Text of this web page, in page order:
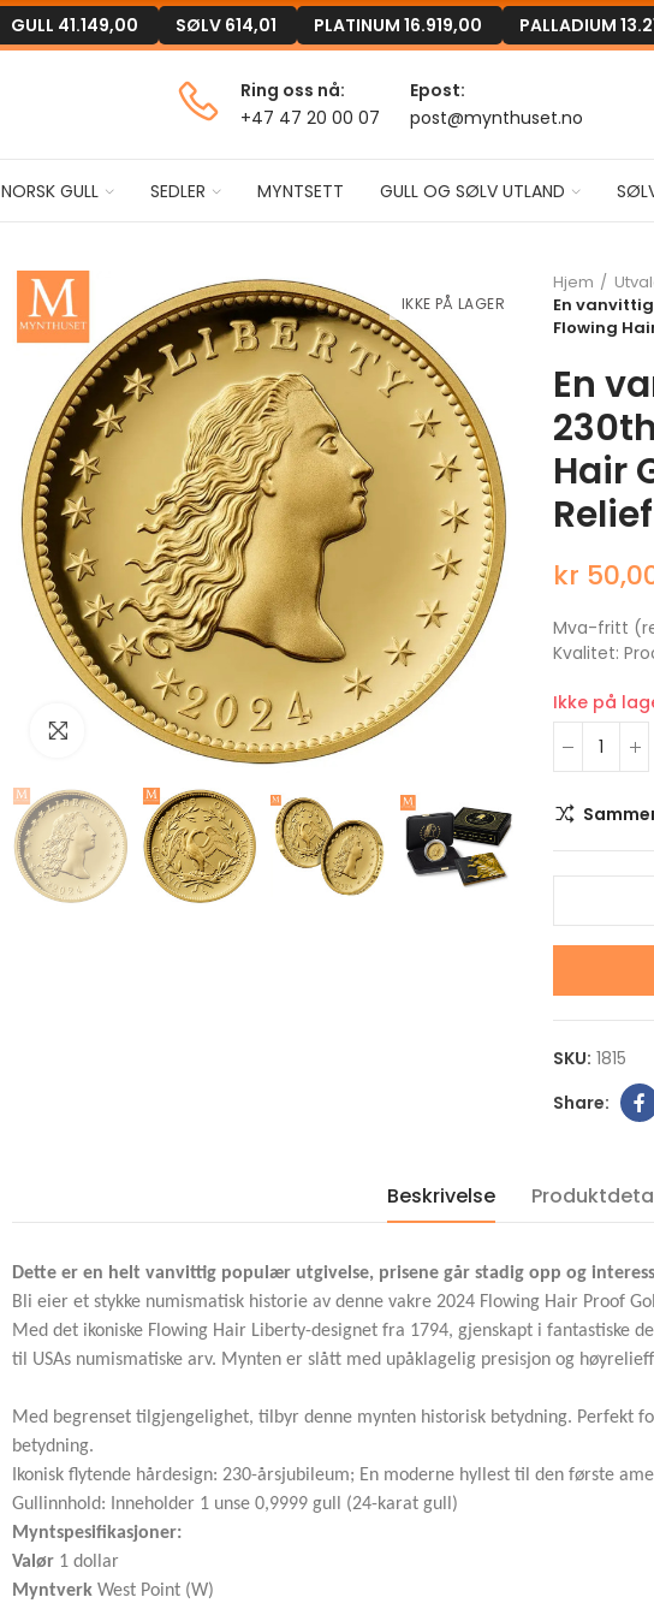
Ring oss nå:
+47 47 20 00 07
Epost:
post@mynthuset.no
NORSK GULL SEDLER MYNTSETT GULL OG SØLV UTLAND
GULL 41.149,00 SØLV 614,01 PLATINUM 16.919,00 PALLADIUM
IKKE PÅ LAGER
Klikk for å forstørre
Hjem
En
Flowing
En
Hair
Relief
kr
Mva-fritt
Kvalitet:
Ikke på
SKU: 1815
Beskrivelse
Dette er en helt vanvittig populær utgivelse, prisene går stadig opp og
Bli eier et stykke numismatisk historie av denne vakre 2024 Flowing Hair Proof
Med det ikoniske Flowing Hair Liberty-designet fra 1794, gjenskapt i fantastiske
til USAs numismatiske arv. Mynten er slått med upåklagelig presisjon og
Med begrenset tilgjengelighet, tilbyr denne mynten historisk betydning. Perfekt
betydning.
Ikonisk flytende hårdesign: 230-årsjubileum; En moderne hyllest til den første
Gullinnhold: Inneholder 1 unse 0,9999 gull (24-karat gull)
Myntspesifikasjoner:
Valør 1 dollar
Myntverk West Point (W)
2022 USA Neptune The
Solar System 1 DOLLAR 1
OZ sølv mynt i kvalitet
Provincial Flower
kr 60,000.00
2022 Niue STAR WARS
AT-ST WALKER 2
Proof i kapsel og skrin
1 OZ sølv mynt i
Proof i kapsel og skrin
Solar System 1
OZ sølv mynt i
kr 1,100.00